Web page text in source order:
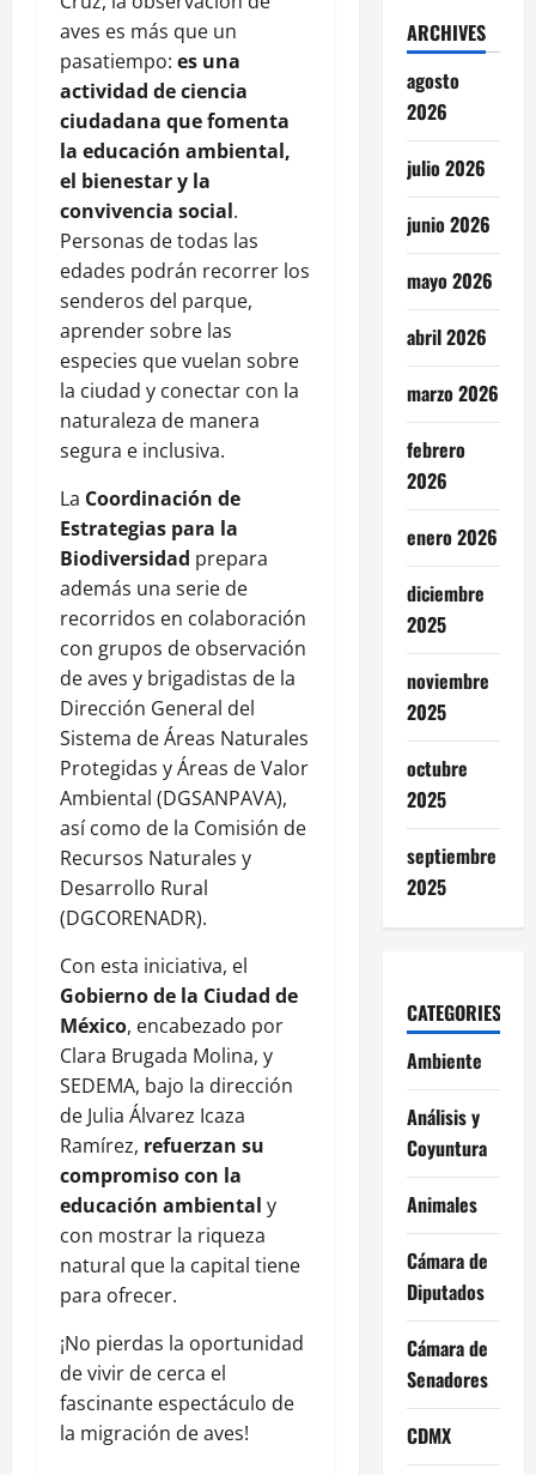
aves es más que un
pasatiempo: es una
actividad de ciencia
ciudadana que fomenta
la educación ambiental,
el bienestar y la
convivencia social.
Personas de todas las
edades podrán recorrer los
senderos del parque,
aprender sobre las
especies que vuelan sobre
la ciudad y conectar con la
naturaleza de manera
segura e inclusiva.
La Coordinación de
Estrategias para la
Biodiversidad prepara
además una serie de
recorridos en colaboración
con grupos de observación
de aves y brigadistas de la
Dirección General del
Sistema de Áreas Naturales
Protegidas y Áreas de Valor
Ambiental (DGSANPAVA),
así como de la Comisión de
Recursos Naturales y
Desarrollo Rural
(DGCORENADR).
Con esta iniciativa, el
Gobierno de la Ciudad de
México, encabezado por
Clara Brugada Molina, y
SEDEMA, bajo la dirección
de Julia Álvarez Icaza
Ramírez, refuerzan su
compromiso con la
educación ambiental y
con mostrar la riqueza
natural que la capital tiene
para ofrecer.
¡No pierdas la oportunidad
de vivir de cerca el
fascinante espectáculo de
la migración de aves!
ARCHIVES
agosto
2026
julio 2026
junio 2026
mayo 2026
abril 2026
marzo 2026
febrero
2026
enero 2026
diciembre
2025
noviembre
2025
octubre
2025
septiembre
2025
CATEGORIES
Ambiente
Análisis y
Coyuntura
Animales
Cámara de
Diputados
Cámara de
Senadores
CDMX